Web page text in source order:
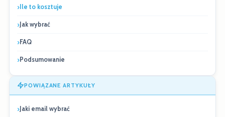
Ile to kosztuje
Jak wybrać
FAQ
Podsumowanie
POWIĄZANE ARTYKUŁY
Jaki email wybrać